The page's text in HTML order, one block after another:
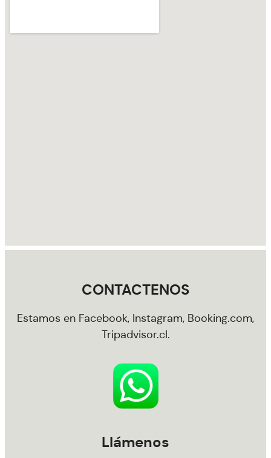
CONTACTENOS
Estamos en Facebook, Instagram, Booking.com,
Tripadvisor.cl.
Llámenos